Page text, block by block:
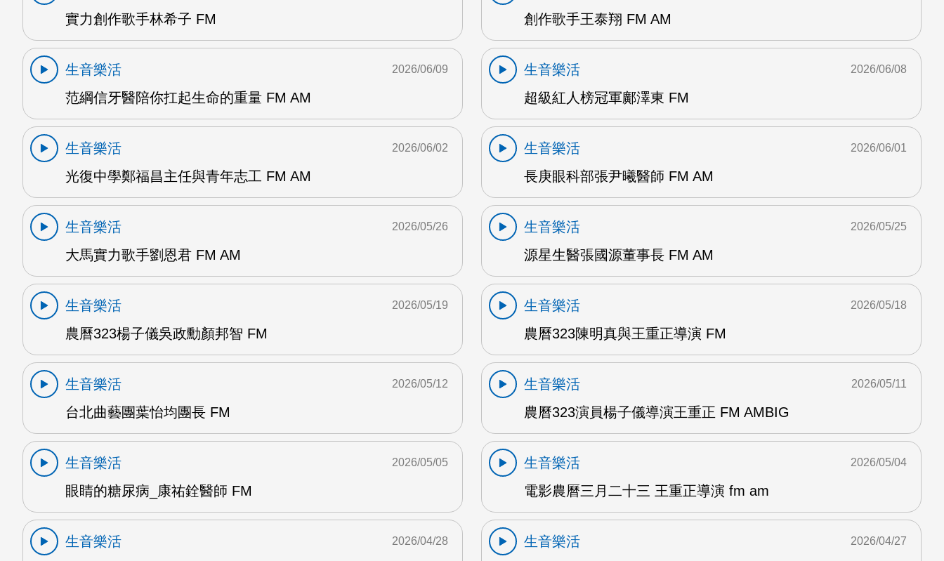
實力創作歌手林希子 FM
創作歌手王泰翔 FM AM
生音樂活
范綱信牙醫陪你扛起生命的重量 FM AM
2026/06/09
生音樂活
超級紅人榜冠軍鄺澤東 FM
2026/06/08
生音樂活
光復中學鄭福昌主任與青年志工 FM AM
2026/06/02
生音樂活
長庚眼科部張尹曦醫師 FM AM
2026/06/01
生音樂活
大馬實力歌手劉恩君 FM AM
2026/05/26
生音樂活
源星生醫張國源董事長 FM AM
2026/05/25
生音樂活
農曆323楊子儀吳政勳顏邦智 FM
2026/05/19
生音樂活
農曆323陳明真與王重正導演 FM
2026/05/18
生音樂活
台北曲藝團葉怡均團長 FM
2026/05/12
生音樂活
農曆323演員楊子儀導演王重正 FM AMBIG
2026/05/11
生音樂活
眼睛的糖尿病_康祐銓醫師 FM
2026/05/05
生音樂活
電影農曆三月二十三 王重正導演 fm am
2026/05/04
生音樂活
2026/04/28
生音樂活
2026/04/27